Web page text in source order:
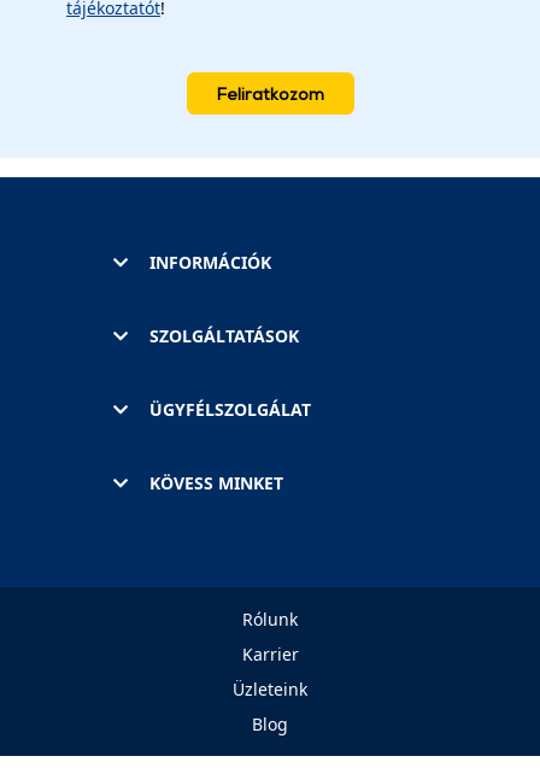
tájékoztatót!
Feliratkozom
INFORMÁCIÓK
SZOLGÁLTATÁSOK
ÜGYFÉLSZOLGÁLAT
KÖVESS MINKET
Rólunk
Karrier
Üzleteink
Blog